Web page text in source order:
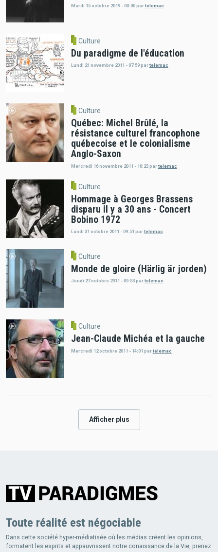
Mardi 15 octobre 2019 - 00:00 partelemac
Culture
Du paradigme de l'éducation
Lundi 21 novembre 2011 - 07:59 partelemac
Culture
Québec: Michel Brûlé, la
résistance culturel francophone
québecoise et le colonialisme
Anglo-Saxon
Mercredi 16 novembre 2011 - 10:23 partelemac
Culture
Hommage à Georges Brassens
disparu il y a 30 ans - Concert
Bobino 1972
Lundi 31 octobre 2011 - 09:51 partelemac
Culture
Monde de gloire (Härlig är jorden)
Jeudi 27 octobre 2011 - 09:53 partelemac
Culture
Jean-Claude Michéa et la gauche
Mercredi 12 octobre 2011 - 14:01 partelemac
Afficher plus
Toute réalité est négociable
Dans cette société hyper-médiatisée où les médias créent les opinions,
formatent les esprits et appauvrissent notre conaissance de la Vie, prenez